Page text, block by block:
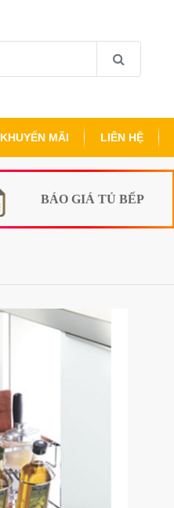
KHUYẾN MÃI LIÊN HỆ
BÁO GIÁ TỦ BẾP